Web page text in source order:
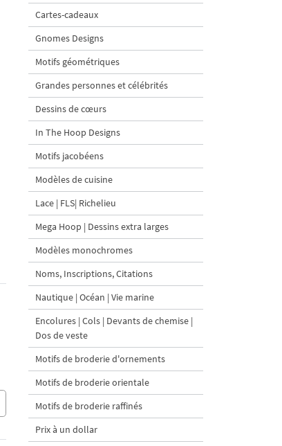
Cartes-cadeaux
Gnomes Designs
Motifs géométriques
Grandes personnes et célébrités
Dessins de cœurs
In The Hoop Designs
Motifs jacobéens
Modèles de cuisine
Lace | FLS| Richelieu
Mega Hoop | Dessins extra larges
Modèles monochromes
Noms, Inscriptions, Citations
Nautique | Océan | Vie marine
Encolures | Cols | Devants de chemise |
Dos de veste
Motifs de broderie d'ornements
Motifs de broderie orientale
Motifs de broderie raffinés
Prix à un dollar